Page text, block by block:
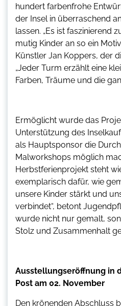
hundert farbenfrohe
der Insel in überraschend
lassen. „Es ist faszinierend
mutig Kinder an so ein
Künstler Jan Koppers, der
„Jeder Turm erzählt eine
Farben, Träume und die
Ermöglicht wurde das
Unterstützung des
als Hauptsponsor die
Malworkshops möglich
Herbstferienprojekt steht
exemplarisch dafür, wie
unsere Kinder stärkt und
verbindet“, betont
wurde nicht nur gemalt,
Stolz und Zusammenhalt
Ausstellungseröffnung in
Post am 02. November
Den krönenden Abschluss